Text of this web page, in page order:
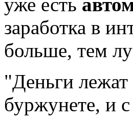
заработка в
больше, тем
"Деньги лежат
буржунете, и